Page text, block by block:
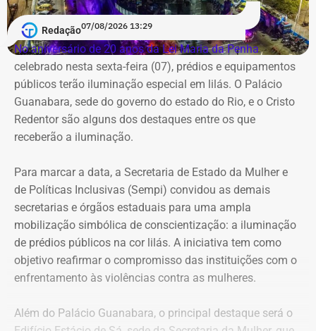
Morador da Rua Santa Alexandrina filma chegada de ônibus ao prédio do
Inmetro — Foto: Reprodução/Facebook/Rio Comprido Alerta.
Em maio deste ano, equipés da Prefeitura do Rio
realizaram a lacração do imóvel após negociações com a
Superintendência do Patrimônio da União,
Posteriormente, também no mesmo mês, a SPU decidiu
de instalar novas repartições.
O TEMPO REAL RJ fez contato com a Secretaria de
Ordem Pública (Seop), que informou acompanhar a
ocupação do imóvel. Também foi feito contato com a
Polícia Militar para um posicionamento, mas não houve
resposta até o momento desta publicação. Assim que
Redação07/08/2026 13:29
No aniversário de 20 anos da Lei Maria da Penha,
celebrado nesta sexta-feira (07), prédios e equipamentos
públicos terão iluminação especial em lilás. O Palácio
Guanabara, sede do governo do estado do Rio, e o Cristo
Redentor são alguns dos destaques entre os que
receberão a iluminação.
Para marcar a data, a Secretaria de Estado da Mulher e
de Políticas Inclusivas (Sempi) convidou as demais
secretarias e órgãos estaduais para uma ampla
mobilização simbólica de conscientização: a iluminação
de prédios públicos na cor lilás. A iniciativa tem como
objetivo reafirmar o compromisso das instituições com o
enfrentamento às violências contra as mulheres.
Além do Palácio Guanabara, o principal destaque será o